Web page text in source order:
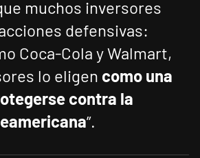
muchos inversores
defensivas:
Coca-Cola y Walmart,
lo eligen como una
contra la
”.